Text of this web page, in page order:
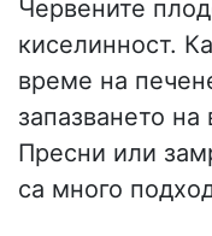
Червените
киселинност.
време на
запазването на
Пресни или
са много